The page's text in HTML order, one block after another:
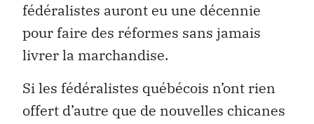
fédéralistes auront eu une décennie
pour faire des réformes sans jamais
livrer la marchandise.
Si les fédéralistes québécois n’ont rien
offert d’autre que de nouvelles chicanes